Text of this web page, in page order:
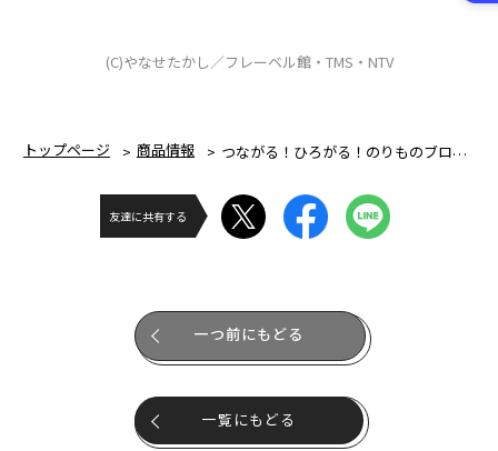
(C)やなせたかし／フレーベル館・TMS・NTV
トップページ 商品情報 つながる！ひろがる！のりものブロック コキンちゃんとベーカリーワゴン
友達に共有する
一つ前にもどる
一覧にもどる